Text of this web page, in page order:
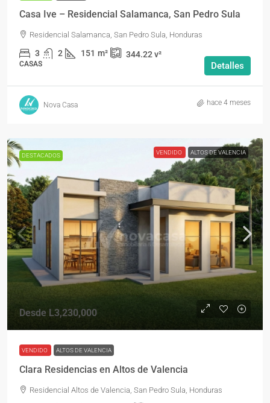
Casa Ive – Residencial Salamanca, San Pedro Sula
Residencial Salamanca, San Pedro Sula, Honduras
3 2 151 m² 344.22 v²
CASAS Detalles
Nova Casa hace 4 meses
DESTACADOS VENDIDO ALTOS DE VALENCIA
Desde L3,230,000
VENDIDO ALTOS DE VALENCIA
Clara Residencias en Altos de Valencia
Residencial Altos de Valencia, San Pedro Sula, Honduras